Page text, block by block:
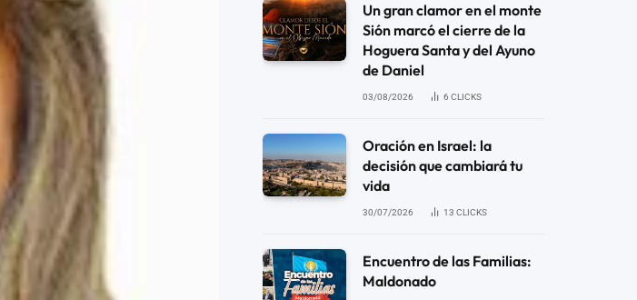
Un gran clamor en el monte
Sión marcó el cierre de la
Hoguera Santa y del Ayuno
de Daniel
03/08/2026 6 CLICKS
Oración en Israel: la
decisión que cambiará tu
vida
30/07/2026 13 CLICKS
Encuentro de las Familias:
Maldonado